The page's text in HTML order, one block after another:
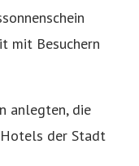
mit Besuchern
anlegten, die
Hotels der Stadt